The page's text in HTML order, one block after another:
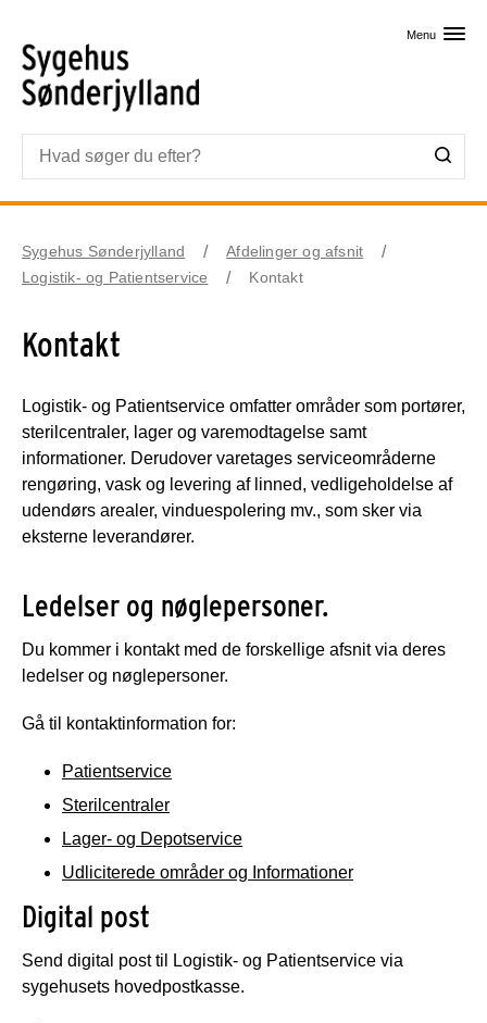
Menu
Sygehus Sønderjylland
Afdelinger og afsnit
Logistik- og Patientservice
Kontakt
Kontakt
Logistik- og Patientservice omfatter områder som portører,
sterilcentraler, lager og varemodtagelse samt
informationer. Derudover varetages serviceområderne
rengøring, vask og levering af linned, vedligeholdelse af
udendørs arealer, vinduespolering mv., som sker via
eksterne leverandører.
Ledelser og nøglepersoner.
Du kommer i kontakt med de forskellige afsnit via deres
ledelser og nøglepersoner.
Gå til kontaktinformation for:
Patientservice
Sterilcentraler
Lager- og Depotservice
Udliciterede områder og Informationer
Digital post
Send digital post til Logistik- og Patientservice via
sygehusets hovedpostkasse.